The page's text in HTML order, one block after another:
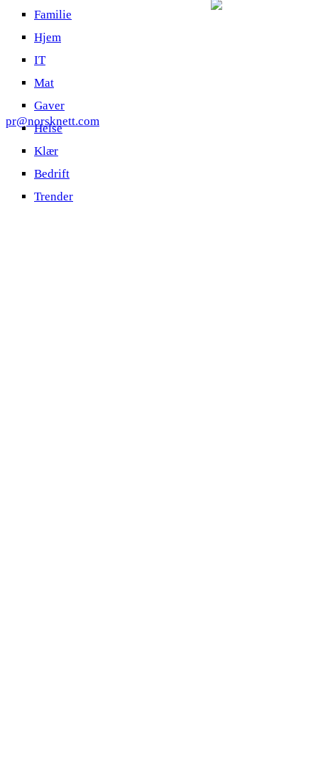
Familie
Hjem
IT
Mat
Gaver
Helse
Klær
Bedrift
Trender
pr@norsknett.com